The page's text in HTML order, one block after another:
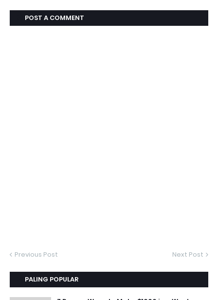
POST A COMMENT
Previous Post Next Post
PALING POPULAR